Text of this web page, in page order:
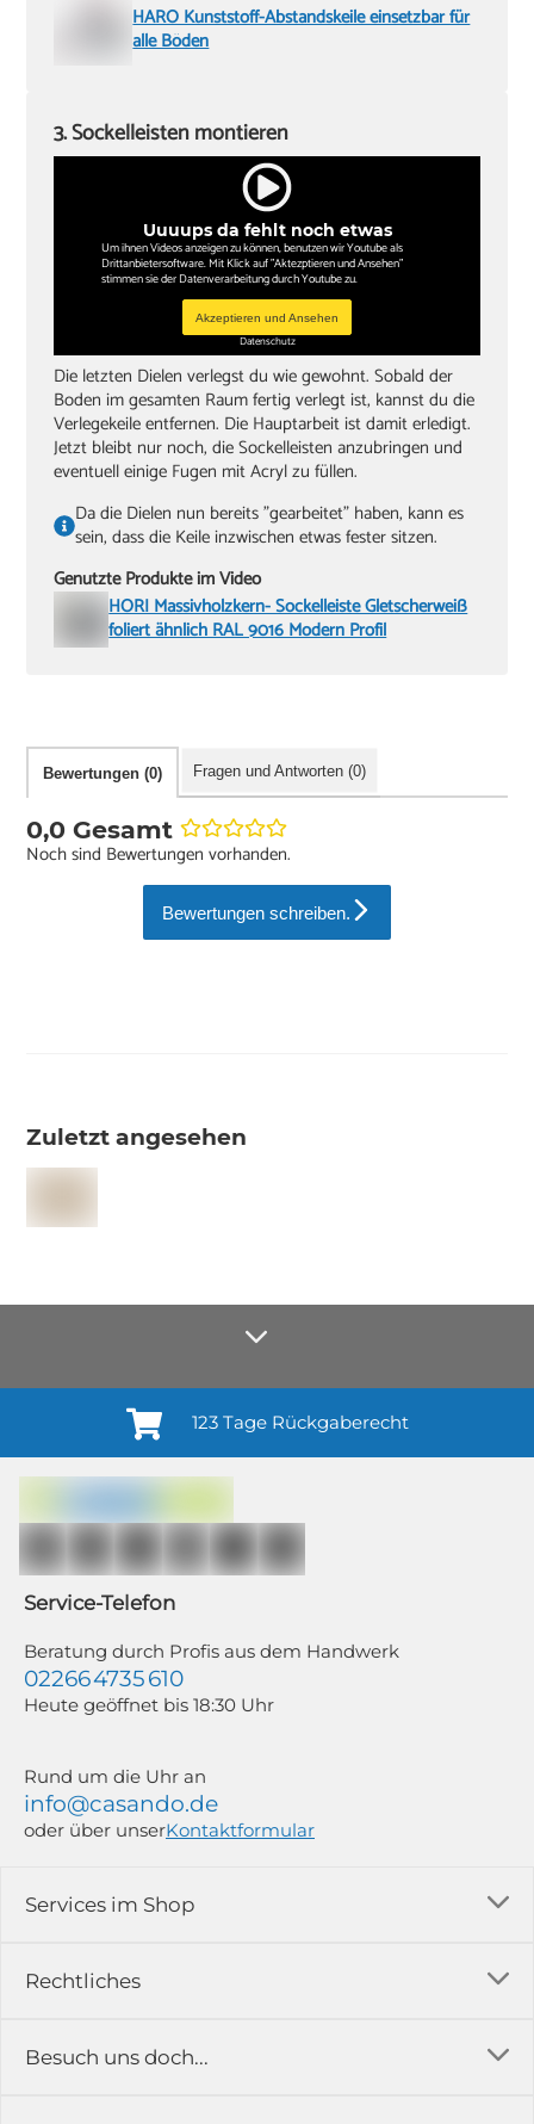
HARO Kunststoff-Abstandskeile einsetzbar für
alle Böden
Uuuups da fehlt noch etwas
Um ihnen Videos anzeigen zu können, benutzen wir Youtube als
Drittanbietersoftware. Mit Klick auf "Aktezptieren und Ansehen"
stimmen sie der Datenverarbeitung durch Youtube zu.
Akzeptieren und Ansehen
Datenschutz
3. Sockelleisten montieren
Die letzten Dielen verlegst du wie gewohnt. Sobald der
Boden im gesamten Raum fertig verlegt ist, kannst du die
Verlegekeile entfernen. Die Hauptarbeit ist damit erledigt.
Jetzt bleibt nur noch, die Sockelleisten anzubringen und
eventuell einige Fugen mit Acryl zu füllen.
Da die Dielen nun bereits "gearbeitet" haben, kann es
sein, dass die Keile inzwischen etwas fester sitzen.
Genutzte Produkte im Video
HORI Massivholzkern- Sockelleiste Gletscherweiß
foliert ähnlich RAL 9016 Modern Profil
Bewertungen (0) Fragen und Antworten (0)
0,0 Gesamt
Noch sind Bewertungen vorhanden.
Bewertungen schreiben.
Zuletzt angesehen
Anmelden¹
casando (Holz-Richter GmbH) sowie zur Interessen-Analyse durch
jederzeit mit Wirkung für die Zukunft und ohne Angabe von Gründen
Weitere Informationen findest du in unserer Datenschutzerklärung.
123 Tage Rückgaberecht
Rechtliches
Impressum
Services im Shop
Versandkosten
Erfahrungsberichte & Bewertungen
Besuch uns doch...
Service-Telefon
Beratung durch Profis aus dem Handwerk
02266 4735 610
Heute geöffnet bis 18:30 Uhr
Rund um die Uhr an
info@casando.de
oder über unserKontaktformular